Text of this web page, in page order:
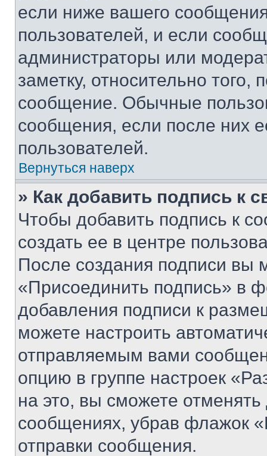
если ниже вашего
пользователей, и если
администраторы или
заметку, относительно
сообщение. Обычные
сообщения, если после них
пользователей.
Вернуться наверх
» Как добавить подпись к
Чтобы добавить подпись к
создать ее в центре
После создания подписи вы
«Присоединить подпись» в
добавления подписи к
можете настроить
отправляемым вами
опцию в группе настроек
на это, вы сможете
сообщениях, убрав флажок
отправки сообщения.